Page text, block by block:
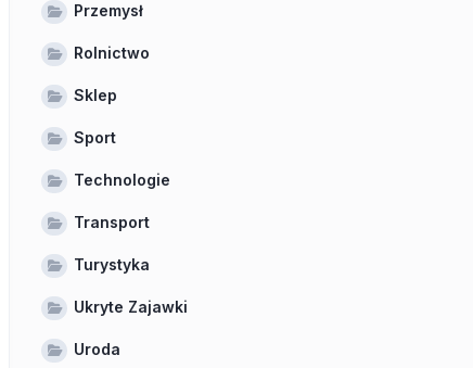
Przemysł
Rolnictwo
Sklep
Sport
Technologie
Transport
Turystyka
Ukryte Zajawki
Uroda